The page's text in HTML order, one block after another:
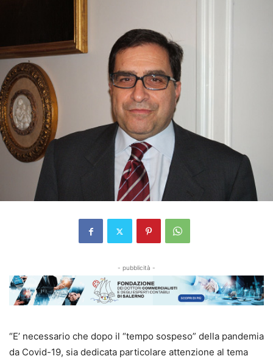
- pubblicità -
“E’ necessario che dopo il “tempo sospeso” della pandemia
da Covid-19, sia dedicata particolare attenzione al tema